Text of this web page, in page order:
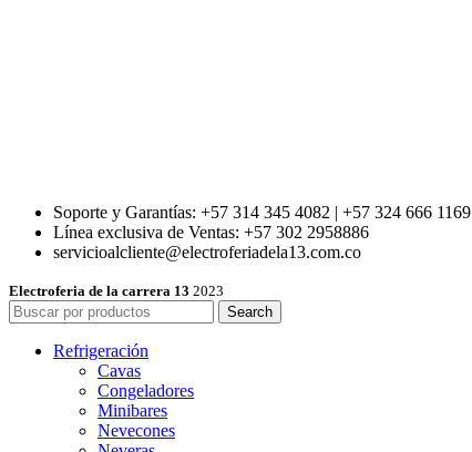
Soporte y Garantías: +57 314 345 4082 | +57 324 666 1169
Línea exclusiva de Ventas: +57 302 2958886
servicioalcliente@electroferiadela13.com.co
Electroferia de la carrera 13 2023
Search
Refrigeración
Cavas
Congeladores
Minibares
Nevecones